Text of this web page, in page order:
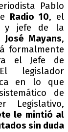
Pablo
Radio 10, el
y jefe de la
José Mayans,
formalmente
el Jefe de
legislador
en lo que
de
Legislativo,
le mintió al
sin duda